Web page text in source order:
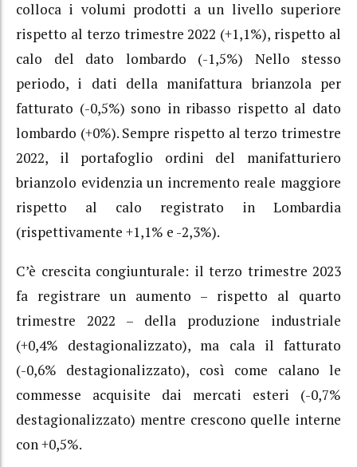
colloca i volumi prodotti a un livello superiore
rispetto al terzo trimestre 2022 (+1,1%), rispetto al
calo del dato lombardo (-1,5%) Nello stesso
periodo, i dati della manifattura brianzola per
fatturato (-0,5%) sono in ribasso rispetto al dato
lombardo (+0%). Sempre rispetto al terzo trimestre
2022, il portafoglio ordini del manifatturiero
brianzolo evidenzia un incremento reale maggiore
rispetto al calo registrato in Lombardia
(rispettivamente +1,1% e -2,3%).
C’è crescita congiunturale: il terzo trimestre 2023
fa registrare un aumento – rispetto al quarto
trimestre 2022 – della produzione industriale
(+0,4% destagionalizzato), ma cala il fatturato
(-0,6% destagionalizzato), così come calano le
commesse acquisite dai mercati esteri (-0,7%
destagionalizzato) mentre crescono quelle interne
con +0,5%.